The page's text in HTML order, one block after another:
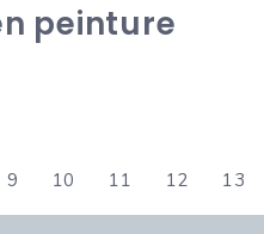
peinture
9 10 11 12 13